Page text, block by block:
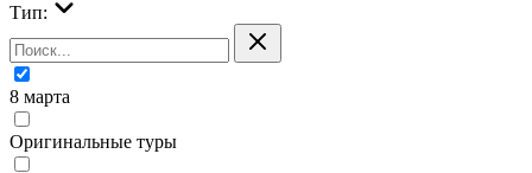
Тип:
8 марта
Оригинальные туры